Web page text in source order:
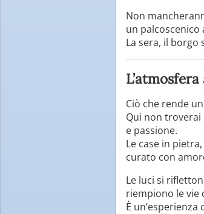
Non
un palcoscenico
La sera, il borgo
Ciò che rende
Qui non troverai
e passione.
Le case in
curato con
Le luci si
riempiono le vie
È